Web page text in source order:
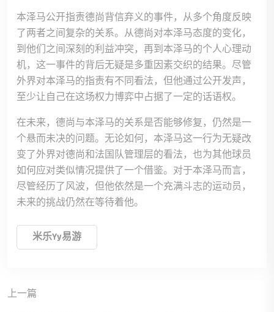
本泽马公开指责德尚背信弃义的事件，从多个角度反映
了两者之间复杂的关系。从德尚对本泽马态度的变化，
到他们之间深刻的利益冲突，再到本泽马的个人心理动
机，这一事件的背后无疑是多重因素交织的结果。尽管
外界对本泽马的指责有不同看法，但他通过公开发声，
至少让自己在这场权力博弈中占据了一定的话语权。
在未来，德尚与本泽马的关系是否能够修复，仍然是一
个悬而未决的问题。无论如何，本泽马这一行为无疑改
变了外界对德尚和法国队管理层的看法，也为其他球员
如何应对类似情况提供了一个借鉴。对于本泽马而言，
尽管经历了风波，但他依然是一个充满斗志的运动员，
未来的挑战仍然在等待着他。
米乐yy易游
上一篇